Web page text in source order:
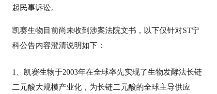
起民事诉讼。
凯赛生物目前尚未收到涉案法院文书，以下仅针对ST宁
科公告内容澄清说明如下：
1、凯赛生物于2003年在全球率先实现了生物发酵法长链
二元酸大规模产业化，为长链二元酸的全球主导供应